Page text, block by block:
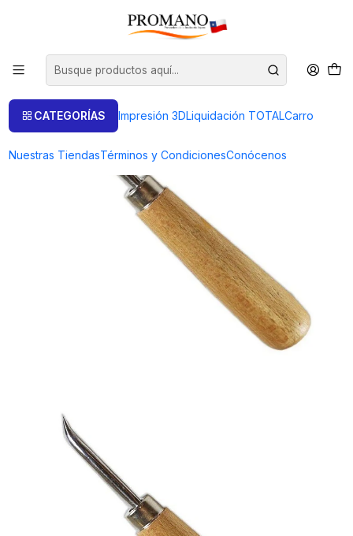
CATEGORÍAS Impresión 3DLiquidación TOTALCarro
Nuestras TiendasTérminos y CondicionesConócenos
BRUÑIDOR PUNTA CURVA PARA ENGASTES